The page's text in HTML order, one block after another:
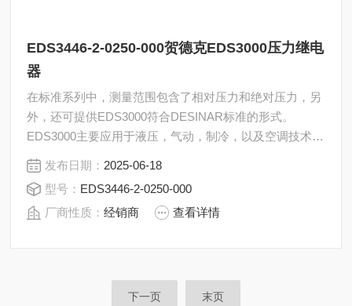
EDS3446-2-0250-000贺德克EDS3000压力继电
器
在标准系列中，测量范围包含了相对压力和绝对压力，另
外，还可提供EDS3000符合DESINAR标准的形式。
EDS3000主要应用于液压，气动，制冷，以及空调技术领
域。贺德克EDS3000压力继电器EDS3446-2-0250-000
发布日期： 2025-06-18
型号： EDS3446-2-0250-000
厂商性质：经销商 查看详情
下一页 末页